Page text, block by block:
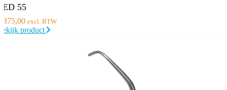
55
375,00 excl. BTW
product